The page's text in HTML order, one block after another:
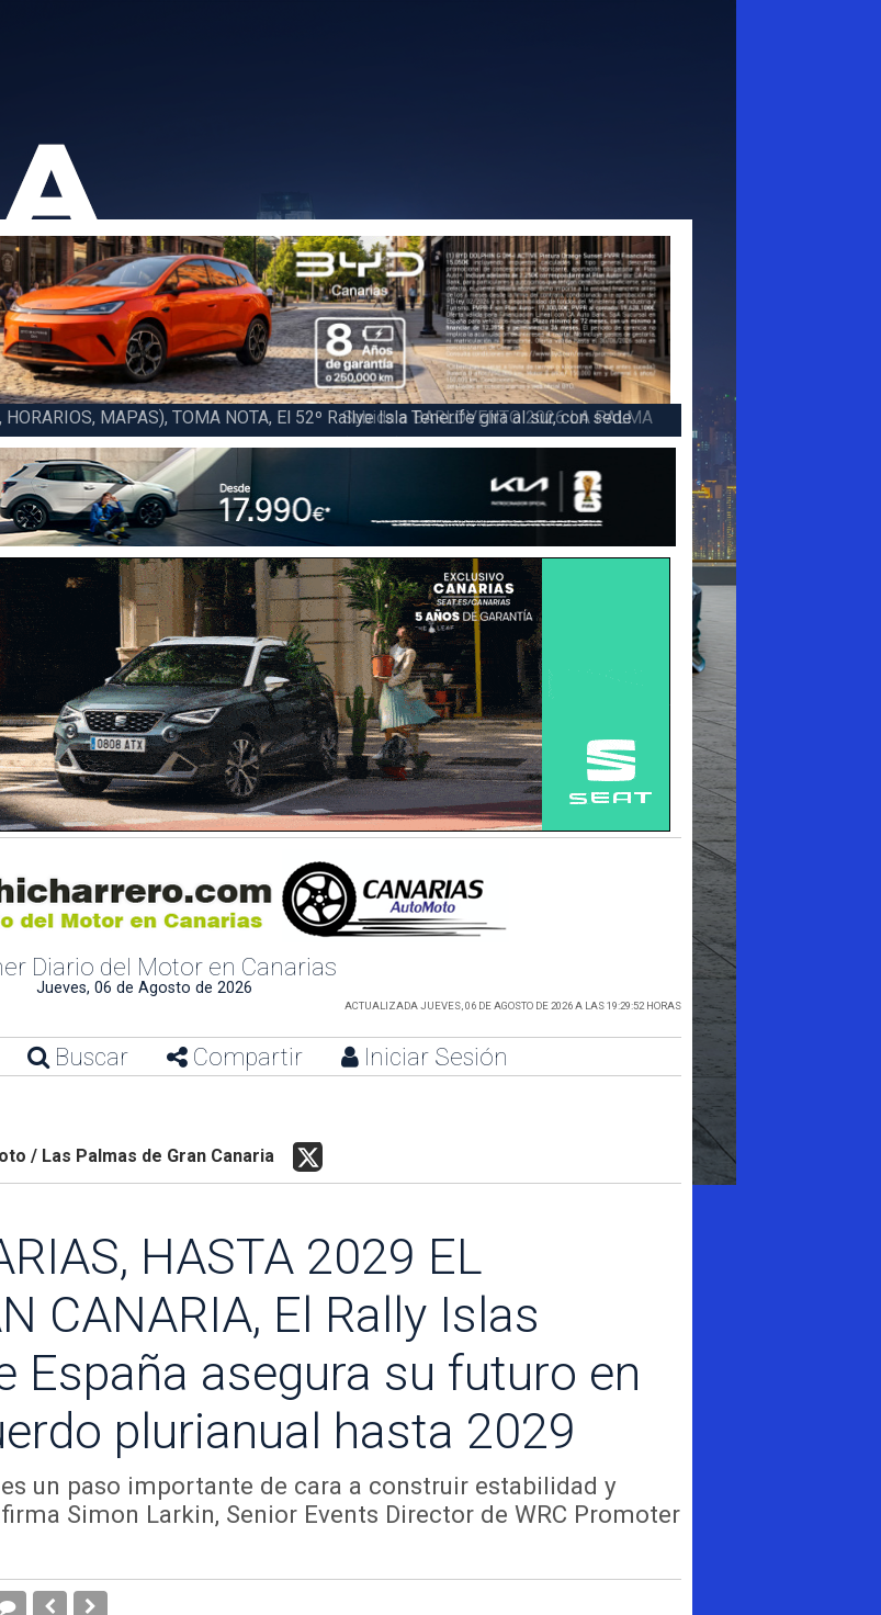
(FINAL), Juan C. Brito y Carlos A. Pérez hacen suya la victoria en la 47 Subida a
Diario del Motor en Canarias
Jueves, 06 de Agosto de 2026
ACTUALIZADA JUEVES, 06 DE AGOSTO DE 2026 A LAS 19:29:52 HORAS
Buscar Compartir Iniciar Sesión
/ Las Palmas de Gran Canaria
HASTA 2029 EL
CANARIA, El Rally Islas
España asegura su futuro en
plurianual hasta 2029
un paso importante de cara a construir estabilidad y
Simon Larkin, Senior Events Director de WRC Promoter